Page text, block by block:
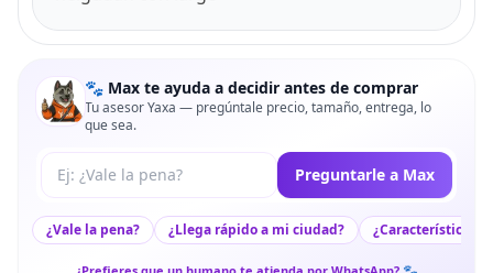
🐾 Max te ayuda a decidir antes de comprar
Tu asesor Yaxa — pregúntale precio, tamaño, entrega, lo
que sea.
Tu pregunta a Max Preguntarle a Max
¿Vale la pena? ¿Llega rápido a mi ciudad? ¿Características